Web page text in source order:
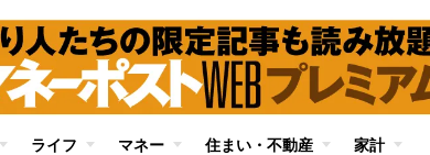
ライフ マネー 住まい・不動産 家計